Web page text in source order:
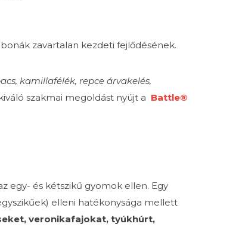
zavartalan kezdeti fejlődésének.
kamillafélék, repce árvakelés,
szakmai megoldást nyújt a Battle®
egy- és kétszikű gyomok ellen. Egy
elleni hatékonysága mellett
veronikafajokat, tyúkhúrt,